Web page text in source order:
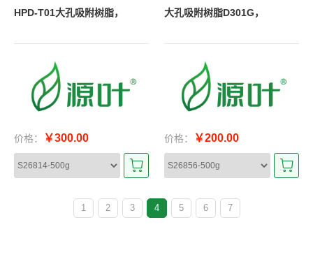
HPD-T01大孔吸附树脂，
价格： ￥300.00
大孔吸附树脂D301G，
价格： ￥200.00
1 2 3 4 5 6 7